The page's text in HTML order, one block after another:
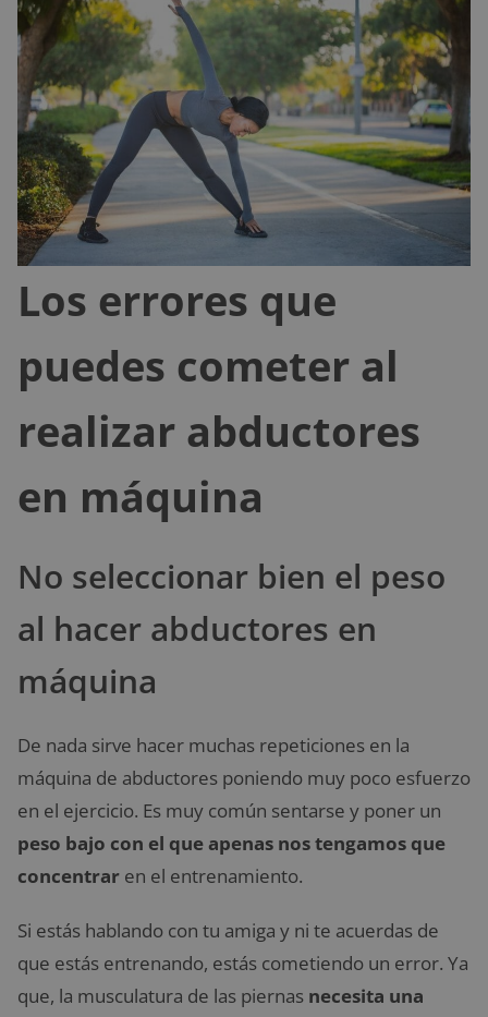
Los errores que
puedes cometer al
realizar abductores
en máquina
No seleccionar bien el peso
al hacer abductores en
máquina
De nada sirve hacer muchas repeticiones en la
máquina de abductores poniendo muy poco esfuerzo
en el ejercicio. Es muy común sentarse y poner un
peso bajo con el que apenas nos tengamos que
concentrar en el entrenamiento.
Si estás hablando con tu amiga y ni te acuerdas de
que estás entrenando, estás cometiendo un error. Ya
que, la musculatura de las piernas necesita una